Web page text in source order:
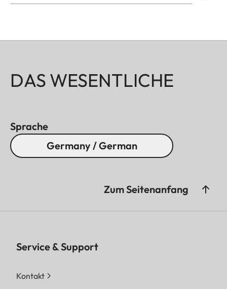
DAS WESENTLICHE
Sprache
Germany / German
Zum Seitenanfang
Service & Support
Kontakt